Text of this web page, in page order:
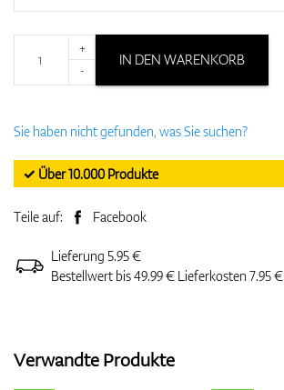
+
-
IN DEN WARENKORB
Sie haben nicht gefunden, was Sie suchen?
✓ Über 10.000 Produkte
Teile auf: Facebook
Lieferung 5.95 €
Bestellwert bis 49.99 € Lieferkosten 7.95 €
Verwandte Produkte